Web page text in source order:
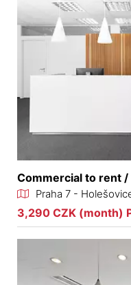
Commercial to rent
Praha 7 -
3,290 CZK (month)